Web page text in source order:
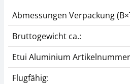
Abmessungen Verpackung
Bruttogewicht ca.:
Etui Aluminium
Flugfähig: